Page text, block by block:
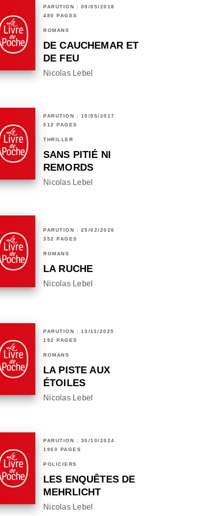
PARUTION : 09/05/2018
480 PAGES
ROMANS
DE CAUCHEMAR ET
DE FEU
Nicolas Lebel
PARUTION : 10/05/2017
512 PAGES
THRILLER
SANS PITIÉ NI
REMORDS
Nicolas Lebel
PARUTION : 25/02/2026
352 PAGES
ROMANS
LA RUCHE
Nicolas Lebel
PARUTION : 13/11/2025
192 PAGES
ROMANS
LA PISTE AUX
ÉTOILES
Nicolas Lebel
PARUTION : 30/10/2024
1960 PAGES
POLICIERS
LES ENQUÊTES DE
MEHRLICHT
Nicolas Lebel